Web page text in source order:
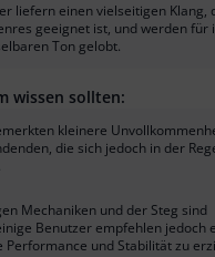
liefern einen vielseitigen Klang,
geeignet ist, und werden für
Ton gelobt.
wissen sollten:
kleinere
die sich jedoch in der
Mechaniken und der Steg sind
Benutzer empfehlen jedoch
Performance und Stabilität zu